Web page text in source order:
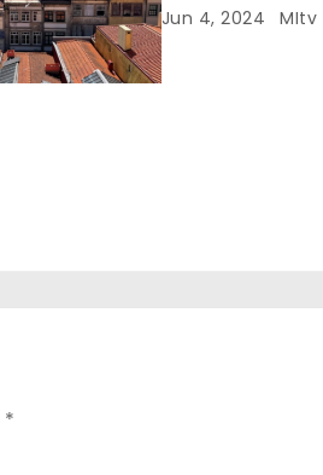
acessível no
Jun 4, 2024 MItv
*